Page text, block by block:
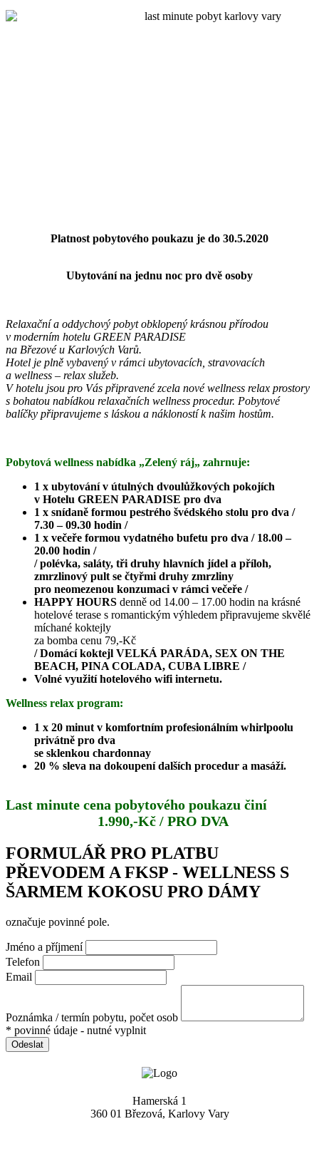
Platnost pobytového poukazu je do 30.5.2020
Ubytování na jednu noc pro dvě osoby
Relaxační a oddychový pobyt obklopený krásnou přírodou
v moderním hotelu GREEN PARADISE
na Březové u Karlových Varů.
Hotel je plně vybavený v rámci ubytovacích, stravovacích
a wellness – relax služeb.
V hotelu jsou pro Vás připravené zcela nové wellness relax prostory
s bohatou nabídkou relaxačních wellness procedur. Pobytové
balíčky připravujeme s láskou a nákloností k našim hostům.
Pobytová wellness nabídka „Zelený ráj„ zahrnuje:
1 x ubytování v útulných dvoulůžkových pokojích
v Hotelu GREEN PARADISE pro dva
1 x snídaně formou pestrého švédského stolu pro dva /
7.30 – 09.30 hodin /
1 x večeře formou vydatného bufetu pro dva / 18.00 –
20.00 hodin /
/ polévka, saláty, tři druhy hlavních jídel a příloh,
zmrzlinový pult se čtyřmi druhy zmrzliny
pro neomezenou konzumaci v rámci večeře /
HAPPY HOURS denně od 14.00 – 17.00 hodin na krásné
hotelové terase s romantickým výhledem připravujeme skvělé
míchané koktejly
za bomba cenu 79,-Kč
/ Domácí koktejl VELKÁ PARÁDA, SEX ON THE
BEACH, PINA COLADA, CUBA LIBRE /
Volné využití hotelového wifi internetu.
Wellness relax program:
1 x 20 minut v komfortním profesionálním whirlpoolu
privátně pro dva
se sklenkou chardonnay
20 % sleva na dokoupení dalších procedur a masáží.
Last minute cena pobytového poukazu činí
1.990,-Kč / PRO DVA
FORMULÁŘ PRO PLATBU
PŘEVODEM A FKSP - WELLNESS S
ŠARMEM KOKOSU PRO DÁMY
označuje povinné pole.
Jméno a příjmení
Telefon
Email
Poznámka / termín pobytu, počet osob
* povinné údaje - nutné vyplnit
Odeslat
Hamerská 1
360 01 Březová, Karlovy Vary